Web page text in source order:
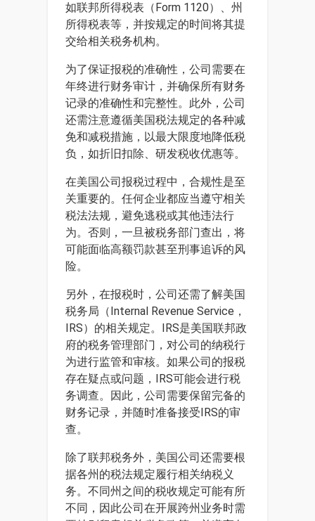
如联邦所得税表（Form 1120）、州
所得税表等，并按规定的时间将其提
交给相关税务机构。
为了保证报税的准确性，公司需要在
年终进行财务审计，并确保所有财务
记录的准确性和完整性。此外，公司
还需注意遵循美国税法规定的各种减
免和减税措施，以最大限度地降低税
负，如折旧扣除、研发税收优惠等。
在美国公司报税过程中，合规性是至
关重要的。任何企业都应当遵守相关
税法法规，避免逃税或其他违法行
为。否则，一旦被税务部门查出，将
可能面临高额罚款甚至刑事追诉的风
险。
另外，在报税时，公司还需了解美国
税务局（Internal Revenue Service，
IRS）的相关规定。IRS是美国联邦政
府的税务管理部门，对公司的纳税行
为进行监管和审核。如果公司的报税
存在疑点或问题，IRS可能会进行税
务调查。因此，公司需要保留完备的
财务记录，并随时准备接受IRS的审
查。
除了联邦税务外，美国公司还需要根
据各州的税法规定履行相关纳税义
务。不同州之间的税收规定可能有所
不同，因此公司在开展跨州业务时需